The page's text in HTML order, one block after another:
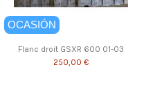
OCASIÓN
Flanc droit GSXR 600 01-03
250,00 €